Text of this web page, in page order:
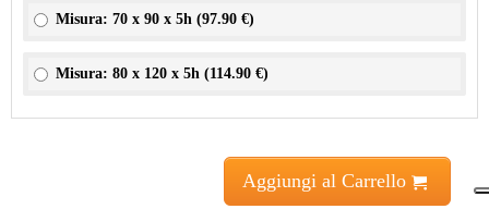
Misura: 70 x 90 x 5h (97.90 €)
Misura: 80 x 120 x 5h (114.90 €)
Aggiungi al Carrello